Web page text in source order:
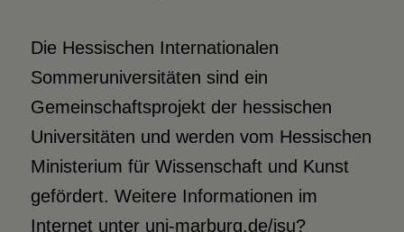
Die Hessischen Internationalen
Sommeruniversitäten sind ein
Gemeinschaftsprojekt der hessischen
Universitäten und werden vom Hessischen
Ministerium für Wissenschaft und Kunst
gefördert. Weitere Informationen im
Internet unter uni-marburg.de/isu?